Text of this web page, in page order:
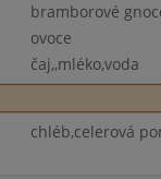
bramborové
ovoce
čaj,,mléko,voda
chléb,celerová